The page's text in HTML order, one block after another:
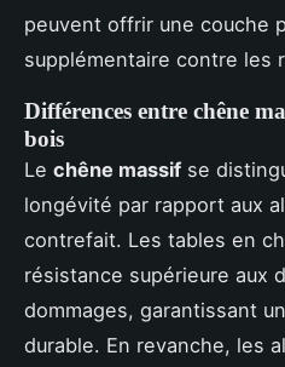
peuvent offrir une couche
supplémentaire contre les
Différences entre chêne
bois
Le chêne massif se
longévité par rapport aux
contrefait. Les tables en
résistance supérieure aux
dommages, garantissant
durable. En revanche, les